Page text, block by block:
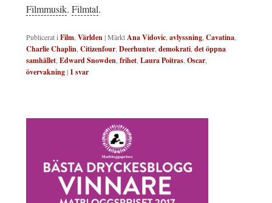
Filmmusik. Filmtal.
Publicerat iFilm,Världen|MärktAna Vidovic,avlyssning,Cavatina,
Charlie Chaplin,Citizenfour,Deerhunter,demokrati,det öppna
samhället,Edward Snowden,frihet,Laura Poitras,Oscar,
övervakning| 1 svar